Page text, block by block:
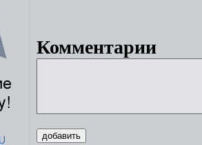
Комментарии